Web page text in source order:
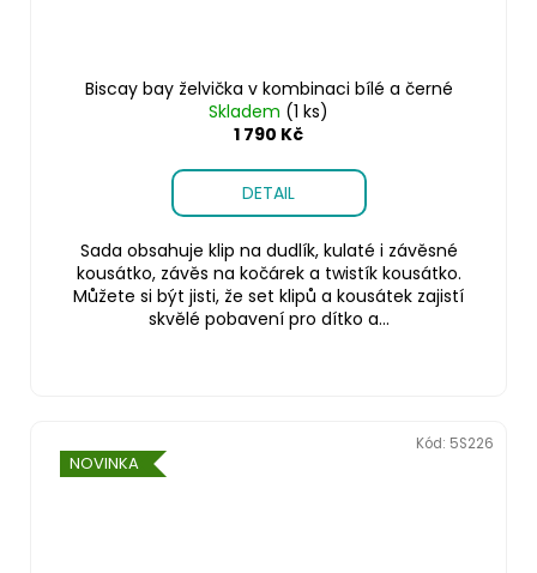
Biscay bay želvička v kombinaci bílé a černé
Skladem (1 ks)
1 790 Kč
DETAIL
Sada obsahuje klip na dudlík, kulaté i závěsné
kousátko, závěs na kočárek a twistík kousátko.
Můžete si být jisti, že set klipů a kousátek zajistí
skvělé pobavení pro dítko a...
NOVINKA
Kód: 5S226